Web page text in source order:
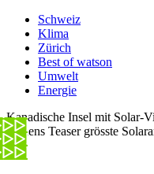
Schweiz
Klima
Zürich
Best of watson
Umwelt
Energie
Kanadische Insel mit Solar-
Onnens Teaser grösste